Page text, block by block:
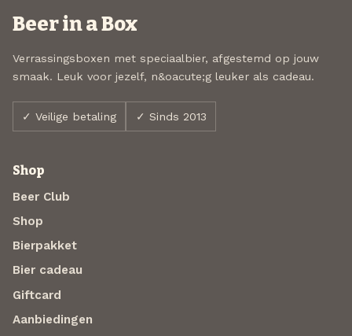
Beer in a Box
Verrassingsboxen met speciaalbier, afgestemd op jouw
smaak. Leuk voor jezelf, n&oacute;g leuker als cadeau.
✓ Veilige betaling ✓ Sinds 2013
Shop
Beer Club
Shop
Bierpakket
Bier cadeau
Giftcard
Aanbiedingen